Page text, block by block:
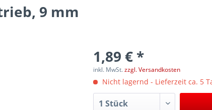
9 mm
1,89 € *
inkl. MwSt.zzgl. Versandkosten
Nicht lagernd - Lieferzeit ca. 5